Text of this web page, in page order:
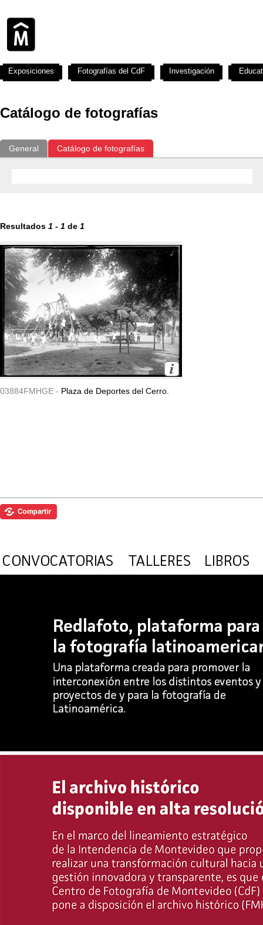
Catálogo de fotografías
General Catálogo de fotografías
Resultados 1 - 1 de 1
03884FMHGE - Plaza de Deportes del Cerro.
Exposiciones Fotografías del CdF Investigación